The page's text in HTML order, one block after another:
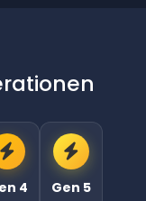
4 Gen 5